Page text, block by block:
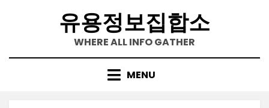
유용정보집합소
WHERE ALL INFO GATHER
MENU